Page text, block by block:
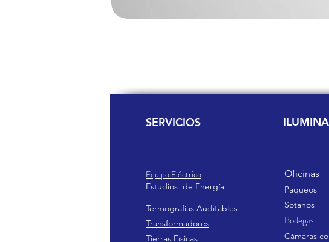
SERVICIOS
Equipo Eléctrico
Estudios de Energía
Termografías Auditables
Transformadores
Tierras Físicas
Oficinas
Paqueos
Sotanos
Bodegas
Cámaras